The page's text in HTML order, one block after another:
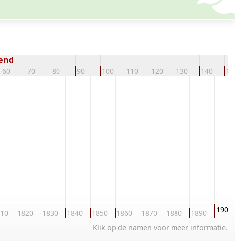
60 70 80 90 100 110 120 130 140
1820 1830 1840 1850 1860 1870 1880 1890 1900
Klik op de namen voor meer informatie.